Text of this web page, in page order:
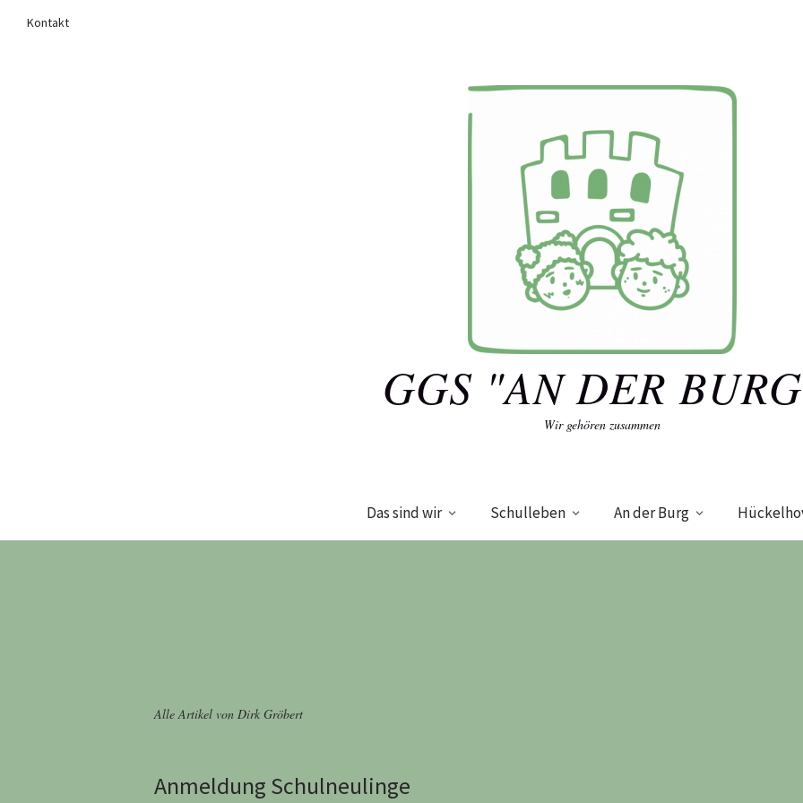
Kontakt
GGS "AN DER
Wir gehören zusammen
Das sind wir Schulleben An der Burg
Alle Artikel von Dirk Gröbert
Anmeldung Schulneulinge